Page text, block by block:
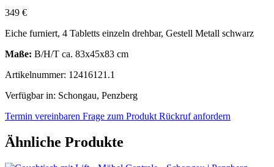
349 €
Eiche furniert, 4 Tabletts einzeln drehbar, Gestell Metall schwarz
Maße: B/H/T ca. 83x45x83 cm
Artikelnummer: 12416121.1
Verfügbar in: Schongau, Penzberg
Termin vereinbaren Frage zum Produkt Rückruf anfordern
Ähnliche Produkte